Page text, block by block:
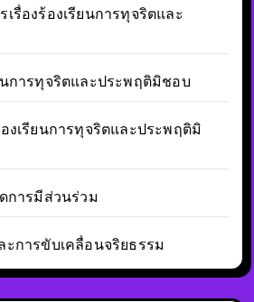
รื่องร้องเรียนการทุจริตและ
นการทุจริตและประพฤติมิชอบ
งเรียนการทุจริตและประพฤติมิ
การมีส่วนร่วม
การขับเคลื่อนจริยธรรม